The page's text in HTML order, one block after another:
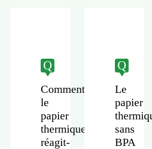
Q
Comment
le
papier
thermique
réagit-
Q
Le
papier
sans
BPA